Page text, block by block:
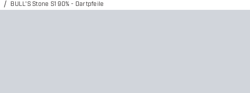
BULL'S Stone S1 90% - Dartpfeile